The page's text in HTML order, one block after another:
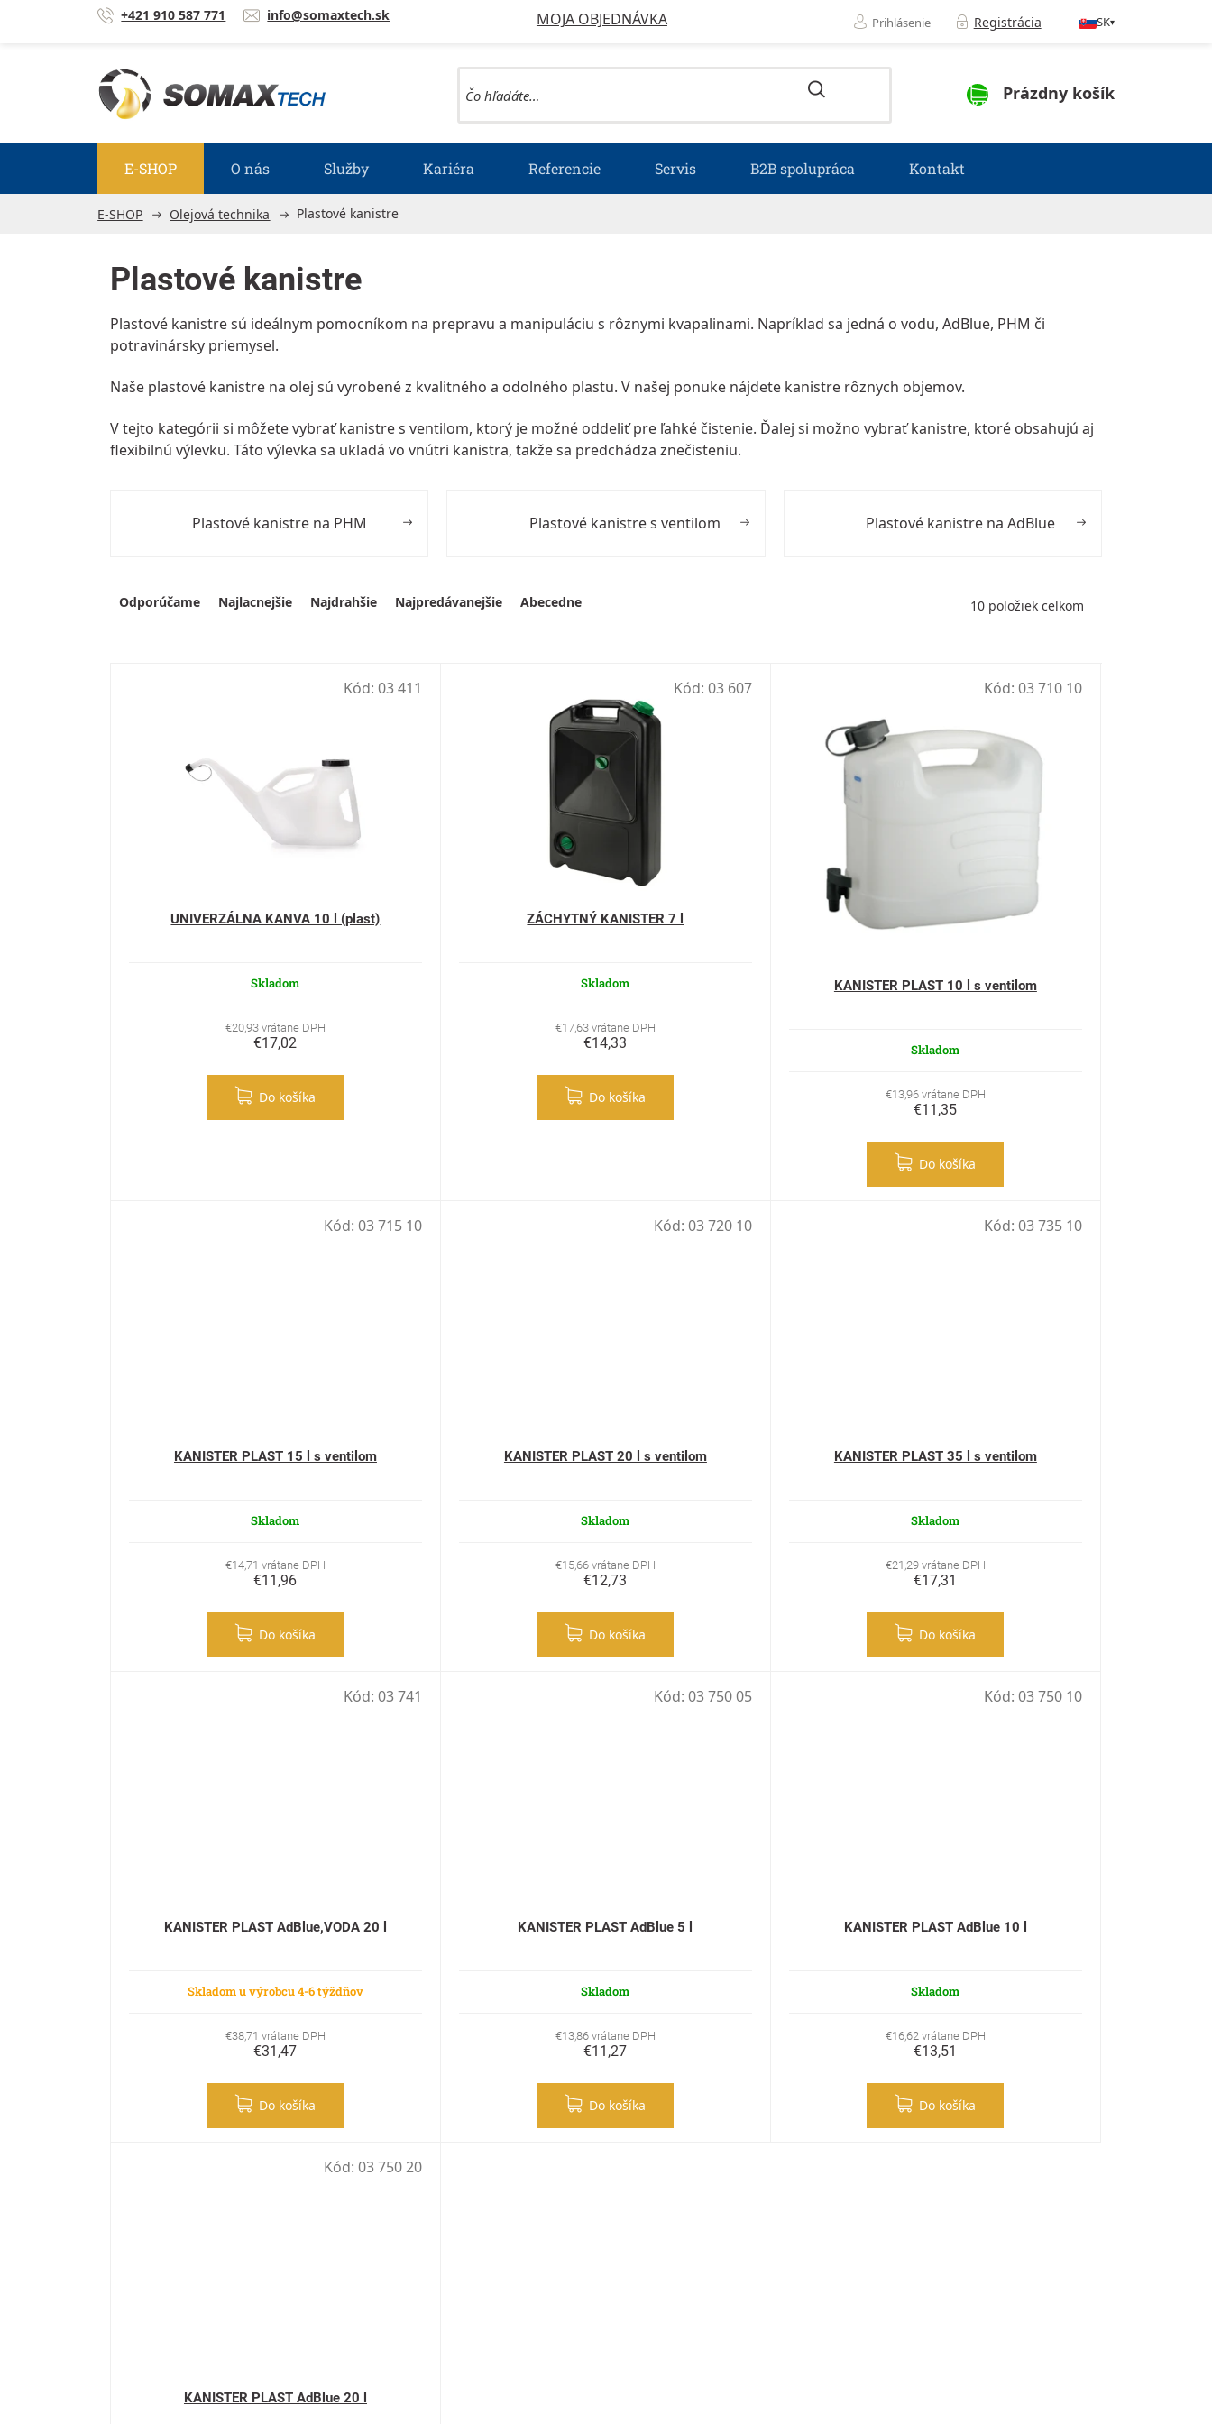
Prejsť na obsah +421 910 587 771 info@somaxtech.sk MOJA OBJEDNÁVKA Prihlásenie Registrácia SK▾
NÁKUPNÝ KOŠÍK
Prázdny košík
E-SHOP O nás Služby Kariéra Referencie Servis B2B spolupráca Kontakt
E-SHOP Olejová technika Plastové kanistre
Plastové kanistre
Plastové kanistre sú ideálnym pomocníkom na prepravu a manipuláciu s rôznymi kvapalinami. Napríklad sa jedná o vodu, AdBlue, PHM či
potravinársky priemysel.
Naše plastové kanistre na olej sú vyrobenéz kvalitného a odolného plastu. V našej ponuke nájdete kanistre rôznych objemov.
V tejto kategórii si môžete vybrať kanistres ventilom, ktorý je možné oddeliť pre ľahké čistenie. Ďalej si možno vybrať kanistre, ktoré obsahujú aj
flexibilnú výlevku. Táto výlevka sa ukladá vo vnútri kanistra, takže sa predchádza znečisteniu.
Plastové kanistre na PHM Plastové kanistre s ventilom Plastové kanistre na AdBlue
Výpis produktov
Radenie produktov
Odporúčame Najlacnejšie Najdrahšie Najpredávanejšie Abecedne 10 položiek celkom
UNIVERZÁLNA KANVA 10 l (plast)
Skladom
€20,93 vrátane DPH
€17,02
Do košíka
Kód: 03 411
ZÁCHYTNÝ KANISTER 7 l
Skladom
€17,63 vrátane DPH
€14,33
Do košíka
Kód: 03 607
KANISTER PLAST 10 l s ventilom
Skladom
€13,96 vrátane DPH
€11,35
Do košíka
Kód: 03 710 10
KANISTER PLAST 15 l s ventilom
Skladom
€14,71 vrátane DPH
€11,96
Do košíka
Kód: 03 715 10
KANISTER PLAST 20 l s ventilom
Skladom
€15,66 vrátane DPH
€12,73
Do košíka
Kód: 03 720 10
KANISTER PLAST 35 l s ventilom
Skladom
€21,29 vrátane DPH
€17,31
Do košíka
Kód: 03 735 10
KANISTER PLAST AdBlue,VODA 20 l
Skladom u výrobcu 4-6 týždňov
€38,71 vrátane DPH
€31,47
Do košíka
Kód: 03 741
KANISTER PLAST AdBlue 5 l
Skladom
€13,86 vrátane DPH
€11,27
Do košíka
Kód: 03 750 05
KANISTER PLAST AdBlue 10 l
Skladom
€16,62 vrátane DPH
€13,51
Do košíka
Kód: 03 750 10
KANISTER PLAST AdBlue 20 l
Kód: 03 750 20